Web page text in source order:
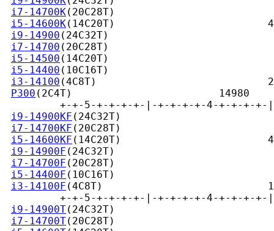
i7-14700K(20C28T)
i5-14600K(14C20T)
i9-14900 (24C32T)
i7-14700 (20C28T)
i5-14500 (14C20T)
i5-14400 (10C16T)
i3-14100 (4C8T)
P300 (2C4T)                        14980
+-+-5-+-+-+-+-|-+-+-+-+-4-+-+-+-
i9-14900KF (24C32T)
i7-14700KF (20C28T)
i5-14600KF (14C20T)
i9-14900F (24C32T)
i7-14700F (20C28T)
i5-14400F (10C16T)
i3-14100F (4C8T)
+-+-5-+-+-+-+-|-+-+-+-+-4-+-+-+-
i9-14900T(24C32T)
i7-14700T(20C28T)